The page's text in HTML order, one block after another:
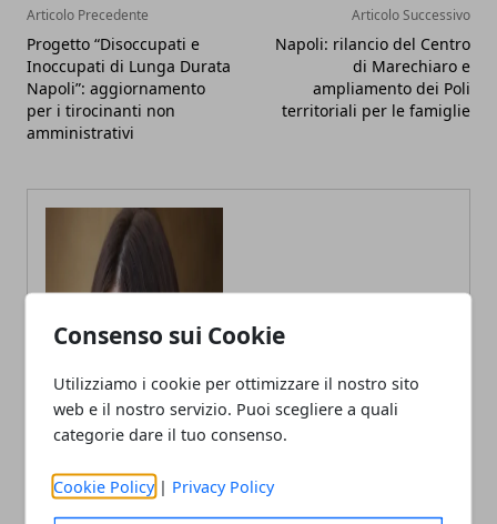
Consenso sui Cookie
Utilizziamo i cookie per ottimizzare il nostro sito
web e il nostro servizio. Puoi scegliere a quali
categorie dare il tuo consenso.
Cookie Policy | Privacy Policy
Articolo Precedente
Progetto “Disoccupati e
Inoccupati di Lunga Durata
Napoli”: aggiornamento
per i tirocinanti non
amministrativi
Articolo Successivo
Napoli: rilancio del Centro
di Marechiaro e
ampliamento dei Poli
territoriali per le famiglie
Annalisa Biasi
Autrice di articoli per blog, laureata
in Psicologia con la passione per la
scrittura e le guide How to